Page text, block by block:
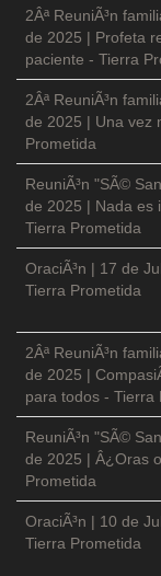
2Âª ReuniÃ³n
de 2025 | Profeta
paciente - Tierra
2Âª ReuniÃ³n
de 2025 | Una vez
Prometida
ReuniÃ³n "SÃ©
de 2025 | Nada es
Tierra Prometida
OraciÃ³n | 17 de
Tierra Prometida
2Âª ReuniÃ³n
de 2025 |
para todos - Tierra
ReuniÃ³n "SÃ©
de 2025 | Â¿Oras
Prometida
OraciÃ³n | 10 de
Tierra Prometida